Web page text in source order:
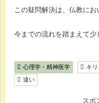
この疑問解決は、仏教にお
今までの流れを踏まえて少
心理学・精神医学 キ
違い
スポ